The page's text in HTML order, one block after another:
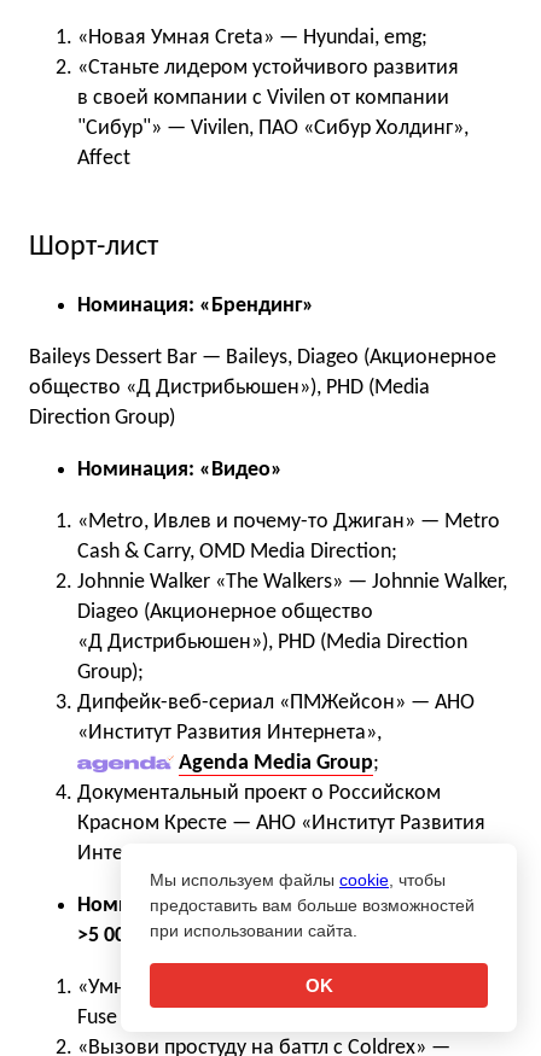
«Новая Умная Creta» — Hyundai, emg;
«Станьте лидером устойчивого развития
в своей компании с Vivilen от компании
"Сибур"» — Vivilen, ПАО «Сибур Холдинг»,
Affect
Шорт-лист
Номинация: «Брендинг»
Baileys Dessert Bar — Baileys, Diageo (Акционерное
общество «Д Дистрибьюшен»), PHD (Media
Direction Group)
Номинация: «Видео»
«Metro, Ивлев и почему-то Джиган» — Metro
Cash & Carry, OMD Media Direction;
Johnnie Walker «The Walkers» — Johnnie Walker,
Diageo (Акционерное общество
«Д Дистрибьюшен»), PHD (Media Direction
Group);
Дипфейк-веб-сериал «ПМЖейсон» — АНО
«Институт Развития Интернета»,
Agenda Media Group;
Документальный проект о Российском
Красном Кресте — АНО «Институт Развития
Интернета», Agenda Media Group.
Номинация: «Медиапланирование
>5 000 000»
«Умные технологии в каждый дом» — Xiaomi,
Fuse Media Direction Group;
«Вызови простуду на баттл с Coldrex» —
Мы используем файлы cookie , чтобы
предоставить вам больше возможностей
при использовании сайта.
OK